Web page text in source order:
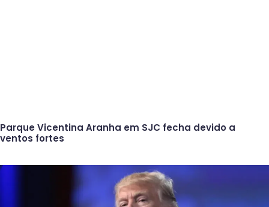
Parque Vicentina Aranha em SJC fecha devido a
ventos fortes